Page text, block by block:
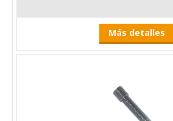
Más detalles